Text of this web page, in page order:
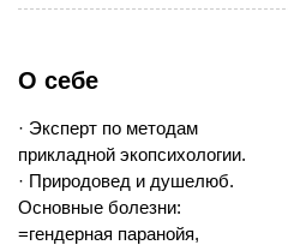
О себе
· Эксперт по методам
прикладной экопсихологии.
· Природовед и душелюб.
Основные болезни:
=гендерная паранойя,